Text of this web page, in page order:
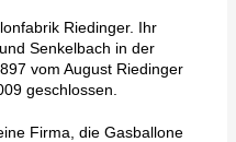
Riedinger. Ihr
Senkelbach in der
vom August Riedinger
geschlossen.
Firma, die Gasballone